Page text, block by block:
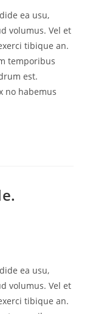
ea usu,
volumus. Vel et
tibique an.
temporibus
est.
no habemus
ea usu,
volumus. Vel et
tibique an.